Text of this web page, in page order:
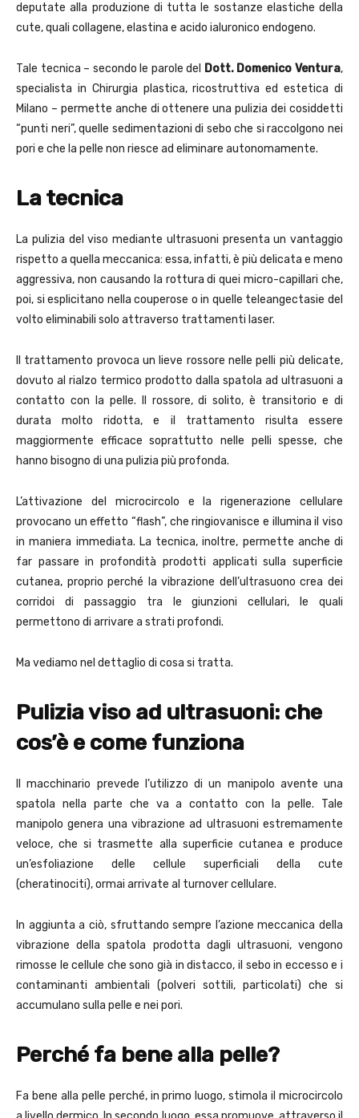
deputate alla produzione di tutta le sostanze elastiche della
cute, quali collagene, elastina e acido ialuronico endogeno.
Tale tecnica – secondo le parole del Dott. Domenico Ventura,
specialista in Chirurgia plastica, ricostruttiva ed estetica di
Milano – permette anche di ottenere una pulizia dei cosiddetti
“punti neri”, quelle sedimentazioni di sebo che si raccolgono nei
pori e che la pelle non riesce ad eliminare autonomamente.
La tecnica
La pulizia del viso mediante ultrasuoni presenta un vantaggio
rispetto a quella meccanica: essa, infatti, è più delicata e meno
aggressiva, non causando la rottura di quei micro-capillari che,
poi, si esplicitano nella couperose o in quelle teleangectasie del
volto eliminabili solo attraverso trattamenti laser.
Il trattamento provoca un lieve rossore nelle pelli più delicate,
dovuto al rialzo termico prodotto dalla spatola ad ultrasuoni a
contatto con la pelle. Il rossore, di solito, è transitorio e di
durata molto ridotta, e il trattamento risulta essere
maggiormente efficace soprattutto nelle pelli spesse, che
hanno bisogno di una pulizia più profonda.
L’attivazione del microcircolo e la rigenerazione cellulare
provocano un effetto “flash”, che ringiovanisce e illumina il viso
in maniera immediata. La tecnica, inoltre, permette anche di
far passare in profondità prodotti applicati sulla superficie
cutanea, proprio perché la vibrazione dell’ultrasuono crea dei
corridoi di passaggio tra le giunzioni cellulari, le quali
permettono di arrivare a strati profondi.
Ma vediamo nel dettaglio di cosa si tratta.
Pulizia viso ad ultrasuoni: che
cos’è e come funziona
Il macchinario prevede l’utilizzo di un manipolo avente una
spatola nella parte che va a contatto con la pelle. Tale
manipolo genera una vibrazione ad ultrasuoni estremamente
veloce, che si trasmette alla superficie cutanea e produce
un’esfoliazione delle cellule superficiali della cute
(cheratinociti), ormai arrivate al turnover cellulare.
In aggiunta a ciò, sfruttando sempre l’azione meccanica della
vibrazione della spatola prodotta dagli ultrasuoni, vengono
rimosse le cellule che sono già in distacco, il sebo in eccesso e i
contaminanti ambientali (polveri sottili, particolati) che si
accumulano sulla pelle e nei pori.
Perché fa bene alla pelle?
Fa bene alla pelle perché, in primo luogo, stimola il microcircolo